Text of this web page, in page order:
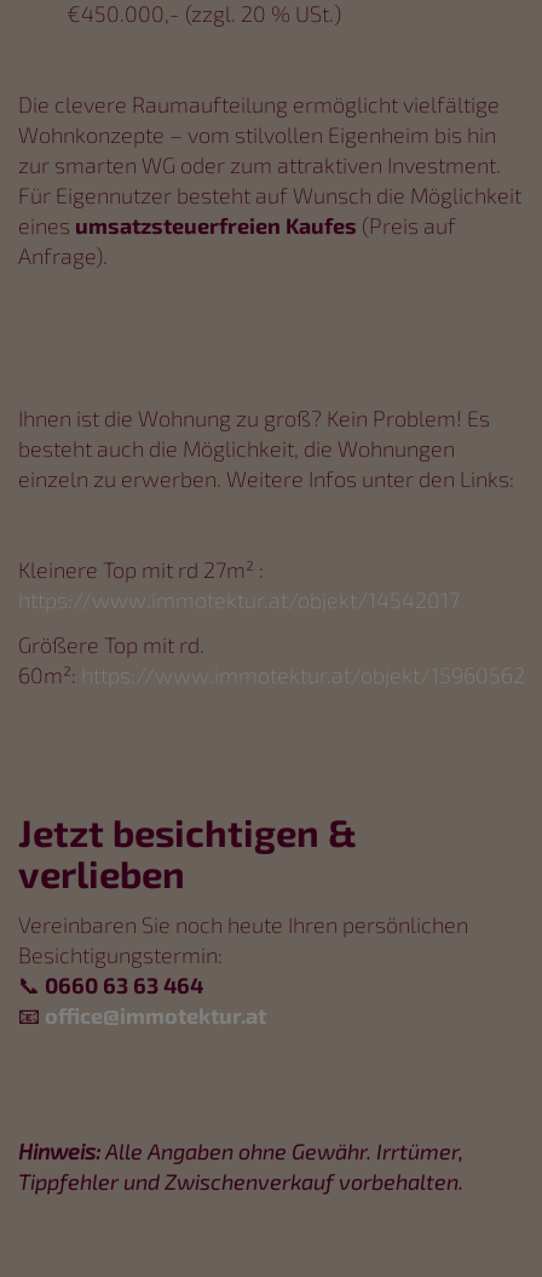
€450.000,- (zzgl. 20 % USt.)
Die clevere Raumaufteilung ermöglicht vielfältige
Wohnkonzepte – vom stilvollen Eigenheim bis hin
zur smarten WG oder zum attraktiven Investment.
Für Eigennutzer besteht auf Wunsch die Möglichkeit
eines umsatzsteuerfreien Kaufes (Preis auf
Anfrage).
Ihnen ist die Wohnung zu groß? Kein Problem! Es
besteht auch die Möglichkeit, die Wohnungen
einzeln zu erwerben. Weitere Infos unter den Links:
Kleinere Top mit rd 27m² :
https://www.immotektur.at/objekt/14542017
Größere Top mit rd.
60m²: https://www.immotektur.at/objekt/15960562
Jetzt besichtigen &
verlieben
Vereinbaren Sie noch heute Ihren persönlichen
Besichtigungstermin:
📞 0660 63 63 464
📧 office@immotektur.at
Hinweis:Alle Angaben ohne Gewähr. Irrtümer,
Tippfehler und Zwischenverkauf vorbehalten.